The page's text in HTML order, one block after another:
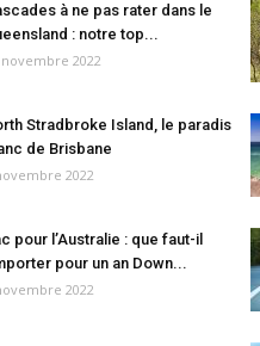
à ne pas rater dans le
: notre top...
2022
Stradbroke Island, le paradis
de Brisbane
2022
pour l’Australie : que faut-il
pour un an Down...
2022